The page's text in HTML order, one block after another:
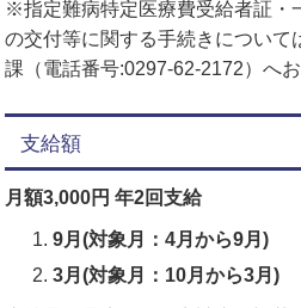
※指定難病特定医療費受給者証・
の交付等に関する手続きについて
課（電話番号:0297-62-2172）へ
支給額
月額3,000円年2回支給
9月(対象月：4月から9月)
3月(対象月：10月から3月)